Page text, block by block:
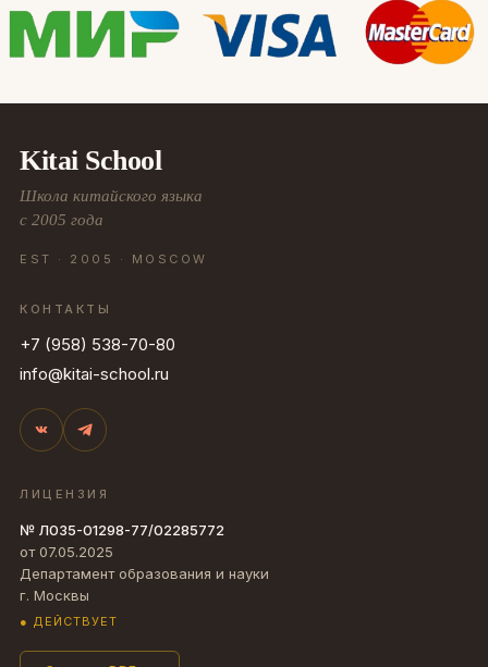
Kitai School
Школа китайского языка
с 2005 года
EST · 2005 · MOSCOW
КОНТАКТЫ
+7 (958) 538-70-80
info@kitai-school.ru
ЛИЦЕНЗИЯ
№ Л035-01298-77/02285772
от 07.05.2025
Департамент образования и науки
г. Москвы
● ДЕЙСТВУЕТ